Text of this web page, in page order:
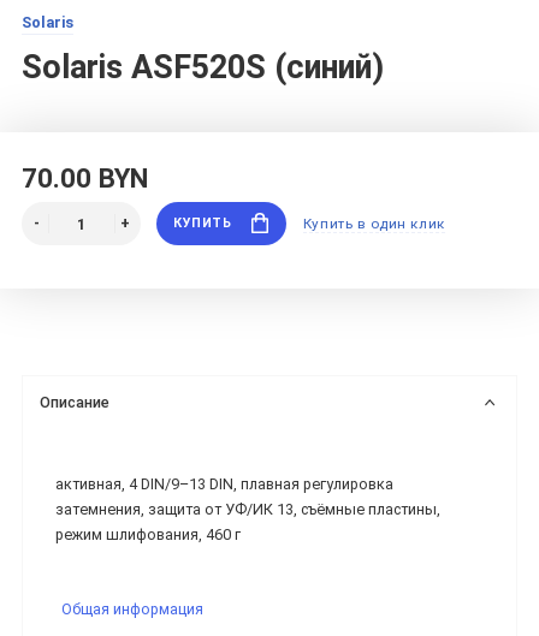
Solaris
Solaris ASF520S (синий)
70.00 BYN
КУПИТЬ Купить в один клик
Описание
активная, 4 DIN/9–13 DIN, плавная регулировка
затемнения, защита от УФ/ИК 13, съёмные пластины,
режим шлифования, 460 г
Общая информация